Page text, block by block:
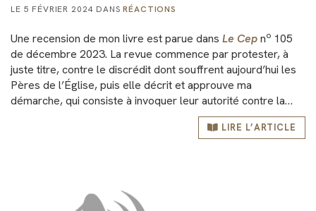
LE 5 FÉVRIER 2024 DANSRÉACTIONS
Une recension de mon livre est parue dans Le Cepno 105
de décembre 2023. La revue commence par protester, à
juste titre, contre le discrédit dont souffrent aujourd’hui les
Pères de l’Église, puis elle décrit et approuve ma
démarche, qui consiste à invoquer leur autorité contre la…
LIRE L’ARTICLE